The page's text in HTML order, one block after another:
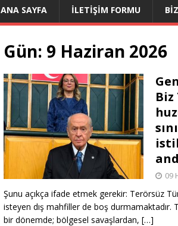
ANA SAYFA İLETİŞİM FORMU
Gün: 9 Haziran 2026
09
Şunu açıkça ifade etmek gerekir: Terörsüz
isteyen dış mahfiller de boş durmamaktadır.
bir dönemde; bölgesel savaşlardan, […]